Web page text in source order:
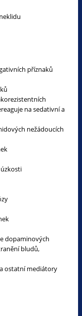
příznaků
na sedativní a
nežádoucích
dopaminových
bludů,
ostatní mediátory